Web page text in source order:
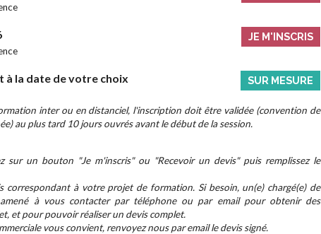
JE M'INSCRIS
à la date de votre choix SUR MESURE
inter ou en distanciel, l'inscription doit être validée (convention de
au plus tard 10 jours ouvrés avant le début de la session.
sur un bouton "Je m'inscris" ou "Recevoir un devis" puis remplissez le
correspondant à votre projet de formation. Si besoin, un(e) chargé(e) de
à vous contacter par téléphone ou par email pour obtenir des
et pour pouvoir réaliser un devis complet.
vous convient, renvoyez nous par email le devis signé.